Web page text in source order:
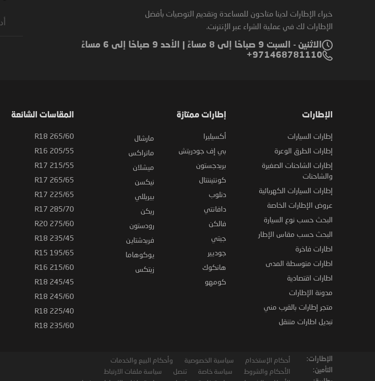
خبراء الإطارات لدينا متاحون للمساعدة وتقديم التوصيات بأفضل
الإطارات لك في عملية الشراء عبر الإنترنت.
الاثنين - السبت 9 صباحًا إلى 8 مساءً | الأحد 9 صباحًا إلى 6 مساءً
971468781110+
الإطارات
إطارات السيارات
إطارات الطرق الوعرة
إطارات الشاحنات الصغيرة
والشاحنات
إطارات السيارات الكهربائية
عروض الإطارات الخاصة
البحث حسب نوع السيارة
البحث حسب مقاس الإطار
اطارات فاخرة
اطارات متوسطة المدى
اطارات اقتصادية
مدونة الإطارات
متجر إطارات بالقرب مني
تبديل اطارات متنقل
إطارات ممتازة
أكسيليرا
بي إف جودريتش
بريدجستون
كونتيننتال
دنلوب
دافانتي
فالكن
جيتي
جوديير
هانكوك
كومهو
مارشال
ماتراكس
ميشلان
نيكسن
بيريللي
ريكن
رودستون
فريدشتاين
يوكوهاما
زيتكس
المقاسات الشائعة
265/60 R18
205/55 R16
215/55 R17
265/65 R17
225/65 R17
285/70 R17
275/60 R20
235/45 R18
195/65 R15
215/60 R16
245/45 R18
245/60 R18
225/40 R18
235/60 R18
الإطارات: أحكام الإستخدام سياسية الخصوصية وأحكام البيع والخدمات
التأمين: الأحكام والشروط سياسة خاصة تنصل سياسة ملفات الارتباط